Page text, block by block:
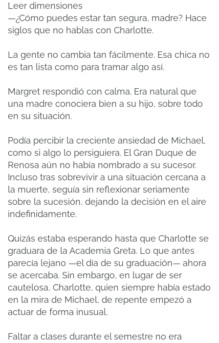
Leer dimensiones
—¿Cómo puedes estar tan segura, madre? Hace
siglos que no hablas con Charlotte.
La gente no cambia tan fácilmente. Esa chica no
es tan lista como para tramar algo así.
Margret respondió con calma. Era natural que
una madre conociera bien a su hijo, sobre todo
en su situación.
Podía percibir la creciente ansiedad de Michael,
como si algo lo persiguiera. El Gran Duque de
Renosa aún no había nombrado a su sucesor.
Incluso tras sobrevivir a una situación cercana a
la muerte, seguía sin reflexionar seriamente
sobre la sucesión, dejando la decisión en el aire
indefinidamente.
Quizás estaba esperando hasta que Charlotte se
graduara de la Academia Greta. Lo que antes
parecía lejano —el día de su graduación— ahora
se acercaba. Sin embargo, en lugar de ser
cautelosa, Charlotte, quien siempre había estado
en la mira de Michael, de repente empezó a
actuar de forma inusual.
Faltar a clases durante el semestre no era